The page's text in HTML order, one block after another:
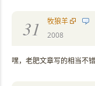
31
牧狼羊
2008
嘿，老肥文章写的相当不